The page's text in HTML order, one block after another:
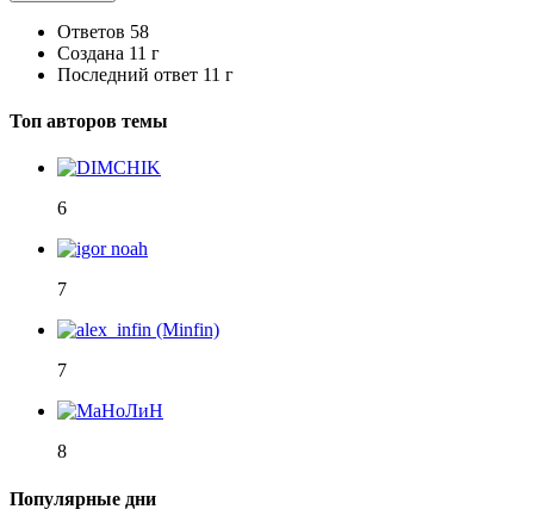
Ответов 58
Создана 11 г
Последний ответ 11 г
Топ авторов темы
6
7
7
8
Популярные дни